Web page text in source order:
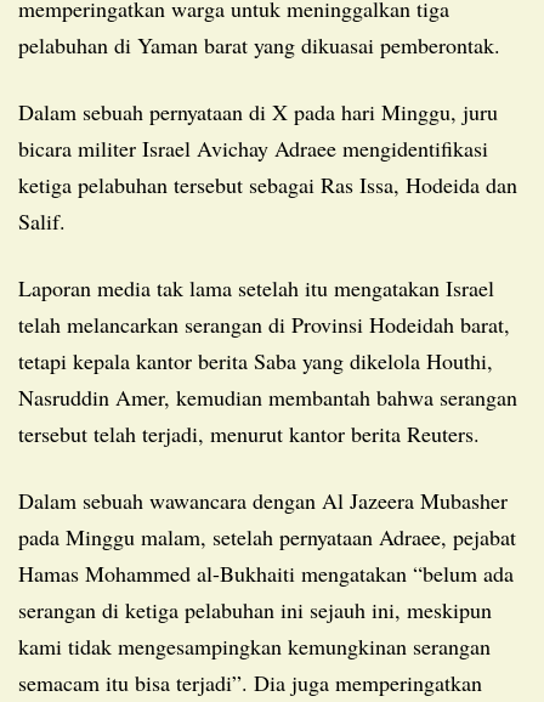
memperingatkan warga untuk meninggalkan tiga
pelabuhan di Yaman barat yang dikuasai pemberontak.
Dalam sebuah pernyataan di X pada hari Minggu, juru
bicara militer Israel Avichay Adraee mengidentifikasi
ketiga pelabuhan tersebut sebagai Ras Issa, Hodeida dan
Salif.
Laporan media tak lama setelah itu mengatakan Israel
telah melancarkan serangan di Provinsi Hodeidah barat,
tetapi kepala kantor berita Saba yang dikelola Houthi,
Nasruddin Amer, kemudian membantah bahwa serangan
tersebut telah terjadi, menurut kantor berita Reuters.
Dalam sebuah wawancara dengan Al Jazeera Mubasher
pada Minggu malam, setelah pernyataan Adraee, pejabat
Hamas Mohammed al-Bukhaiti mengatakan “belum ada
serangan di ketiga pelabuhan ini sejauh ini, meskipun
kami tidak mengesampingkan kemungkinan serangan
semacam itu bisa terjadi”. Dia juga memperingatkan